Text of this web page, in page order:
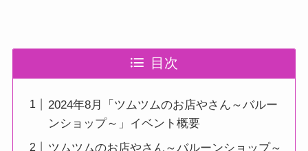
目次
2024年8月「ツムツムのお店やさん～バルー
ンショップ～」イベント概要
ツムツムのお店やさん～バルーンショップ～